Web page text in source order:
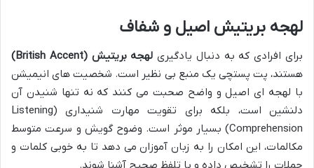
لهجه بریتیش اصیل و شفاف
برای افرادی که به دنبال یادگیری لهجه بریتیش (British Accent)
هستند، پت پستچی یک منبع بی نظیر است. شخصیت های انیمیشن
با لهجه ای اصیل و واضح صحبت می کنند که نه تنها شنیدن آن
دلنشین است، بلکه برای تقویت مهارت شنیداری (Listening
Comprehension) بسیار موثر است. وضوح گویش و سرعت متوسط
مکالمات، این امکان را به زبان آموزان می دهد تا به خوبی کلمات و
جملات را تشخیص داده و با تلفظ صحیح آشنا شوند.